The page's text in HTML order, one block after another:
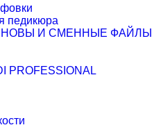
педикюра
И СМЕННЫЕ ФАЙЛЫ
PROFESSIONAL